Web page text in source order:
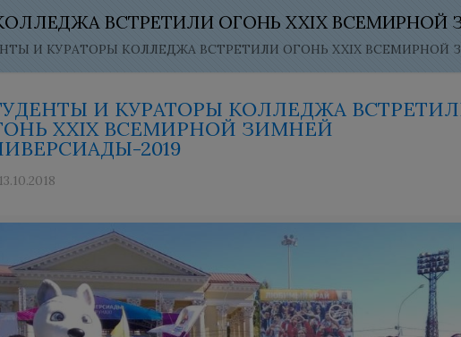
ВСТРЕТИЛИ ОГОНЬ XXIX ВСЕМИРНОЙ
И КУРАТОРЫ КОЛЛЕДЖА ВСТРЕТИЛИ ОГОНЬ XXIX ВСЕМИРНОЙ
И КУРАТОРЫ КОЛЛЕДЖА
XXIX ВСЕМИРНОЙ ЗИМНЕЙ
2019
13.10.2018